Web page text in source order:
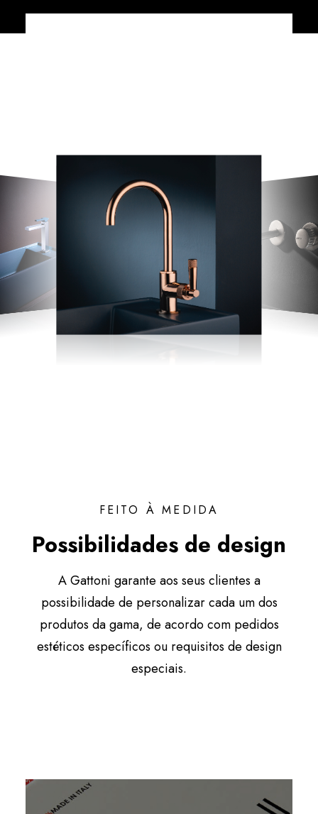
FEITO À MEDIDA
Possibilidades de design
A Gattoni garante aos seus clientes a
possibilidade de personalizar cada um dos
produtos da gama, de acordo com pedidos
estéticos específicos ou requisitos de design
especiais.